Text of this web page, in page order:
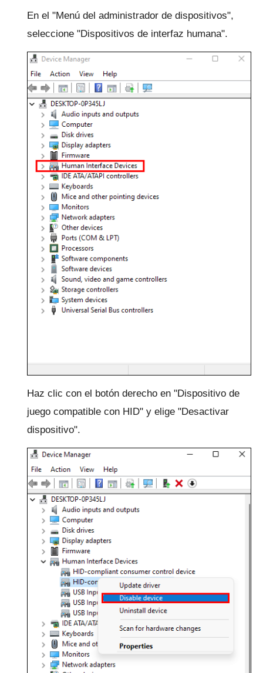
En el "Menú del administrador de dispositivos",
seleccione "Dispositivos de interfaz humana".
Haz clic con el botón derecho en "Dispositivo de
juego compatible con HID" y elige "Desactivar
dispositivo".